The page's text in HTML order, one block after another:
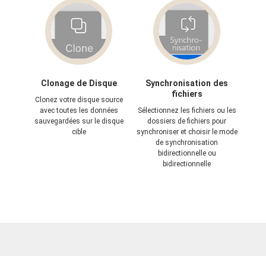
Clonage de Disque
Clonez votre disque source
avec toutes les données
sauvegardées sur le disque
cible
Synchronisation des
fichiers
Sélectionnez les fichiers ou les
dossiers de fichiers pour
synchroniser et choisir le mode
de synchronisation
bidirectionnelle ou
bidirectionnelle